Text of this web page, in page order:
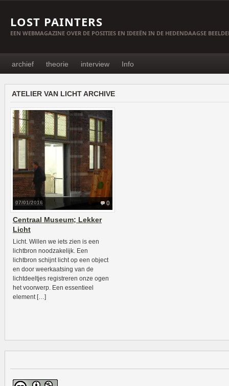
LOST PAINTERS
EEN WEBMAGAZINE OVER DE POSITIES EN IDEEËN IN DE HEDENDAAGSE
archief theorie interview Info
ATELIER VAN LICHT ARCHIVE
0
07/01/2016
Centraal Museum; Lekker
Licht
Licht. Willen we iets zien is een
lichtbron noodzakelijk. Een
lichtbron schijnt licht op een object
en door weerkaatsing van de
lichtdeeltjes registreren onze ogen
het voorwerp. Een essentieel
element […]